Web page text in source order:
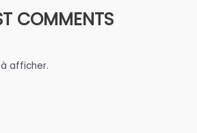
COMMENTS
afficher.